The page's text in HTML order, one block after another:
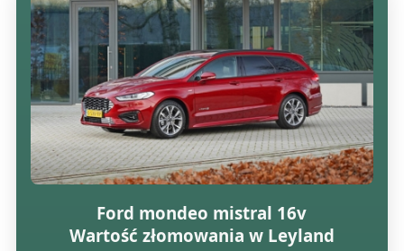
Ford mondeo mistral 16v
Wartość złomowania w Leyland